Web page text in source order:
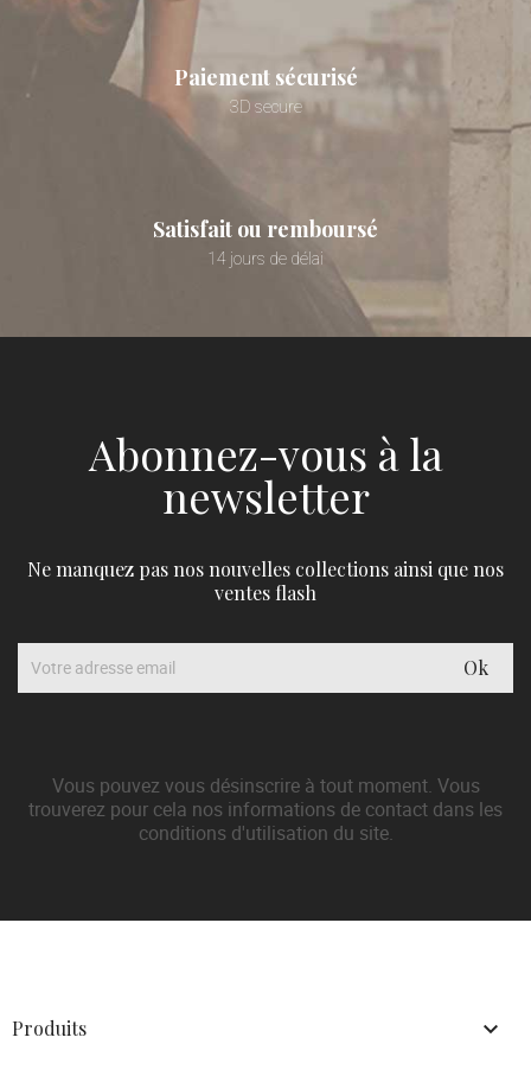
Paiement sécurisé
3D secure
Satisfait ou remboursé
14 jours de délai
Abonnez-vous à la
newsletter
Ne manquez pas nos nouvelles collections ainsi que nos
ventes flash
Vous pouvez vous désinscrire à tout moment. Vous
trouverez pour cela nos informations de contact dans les
conditions d'utilisation du site.
Produits 